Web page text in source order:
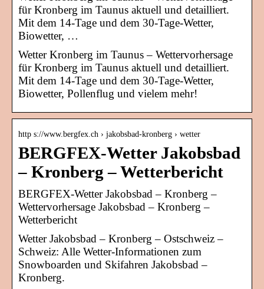
für Kronberg im Taunus aktuell und detailliert.
Mit dem 14-Tage und dem 30-Tage-Wetter,
Biowetter, …
Wetter Kronberg im Taunus – Wettervorhersage
für Kronberg im Taunus aktuell und detailliert.
Mit dem 14-Tage und dem 30-Tage-Wetter,
Biowetter, Pollenflug und vielem mehr!
http s://www.bergfex.ch › jakobsbad-kronberg › wetter
BERGFEX-Wetter Jakobsbad
– Kronberg – Wetterbericht
BERGFEX-Wetter Jakobsbad – Kronberg –
Wettervorhersage Jakobsbad – Kronberg –
Wetterbericht
Wetter Jakobsbad – Kronberg – Ostschweiz –
Schweiz: Alle Wetter-Informationen zum
Snowboarden und Skifahren Jakobsbad –
Kronberg.